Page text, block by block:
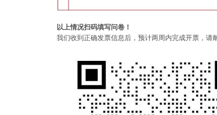
以上情况扫码填写问卷！
我们收到正确发票信息后，预计两周内完成开票，请